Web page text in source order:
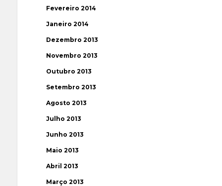
Fevereiro 2014
Janeiro 2014
Dezembro 2013
Novembro 2013
Outubro 2013
Setembro 2013
Agosto 2013
Julho 2013
Junho 2013
Maio 2013
Abril 2013
Março 2013